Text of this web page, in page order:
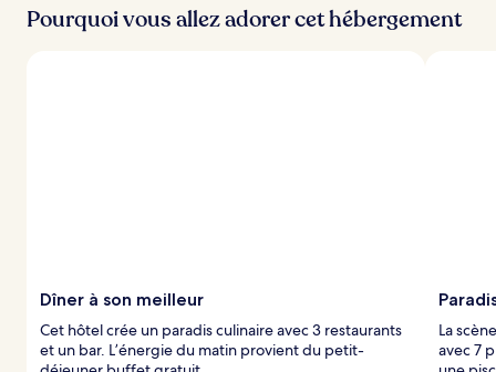
Pourquoi vous allez adorer cet hébergement
Dîner à son meilleur
Cet hôtel crée un paradis culinaire avec 3 restaurants
et un bar. L’énergie du matin provient du petit-
La
avec 7